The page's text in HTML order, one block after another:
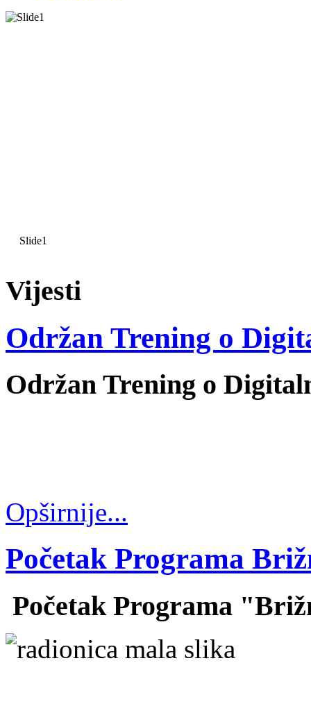
Slide1
Vijesti
Održan Trening o
Održan Trening o
Opširnije...
Početak Programa
Početak Programa